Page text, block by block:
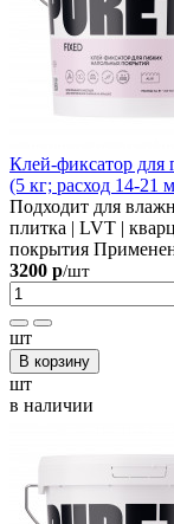
Клей-фиксатор для
(5 кг; расход 14-21
Подходит для
плитка | LVT |
покрытия
3200 р/шт
шт
В корзину
шт
в наличии